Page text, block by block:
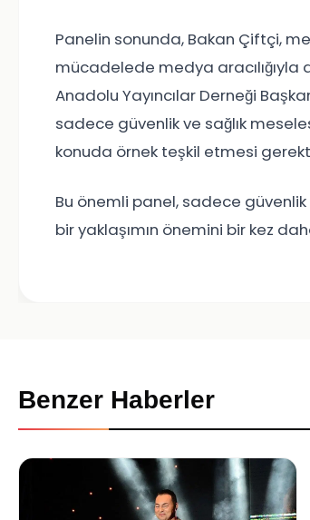
Panelin sonunda, Bakan Çiftçi,
mücadelede medya aracılığıyla
Anadolu Yayıncılar Derneği
sadece güvenlik ve sağlık
konuda örnek teşkil etmesi
Bu önemli panel, sadece
bir yaklaşımın önemini bir kez
Benzer Haberler